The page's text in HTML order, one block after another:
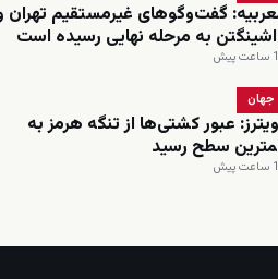
گفت‌وگوهای غیرمستقیم تهران
به مرحله نهایی رسیده است
جهان
عبور کشتی‌ها از تنگه هرمز به
سطح رسید